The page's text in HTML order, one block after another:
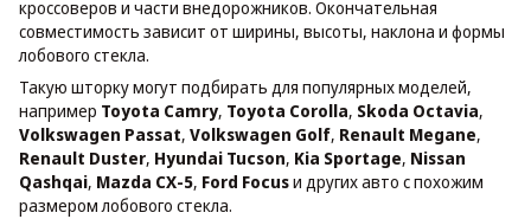
кроссоверов и части внедорожников. Окончательная
совместимость зависит от ширины, высоты, наклона и формы
лобового стекла.
Такую шторку могут подбирать для популярных моделей,
например Toyota Camry, Toyota Corolla, Skoda Octavia,
Volkswagen Passat, Volkswagen Golf, Renault Megane,
Renault Duster, Hyundai Tucson, Kia Sportage, Nissan
Qashqai, Mazda CX-5, Ford Focusи других авто с похожим
размером лобового стекла.